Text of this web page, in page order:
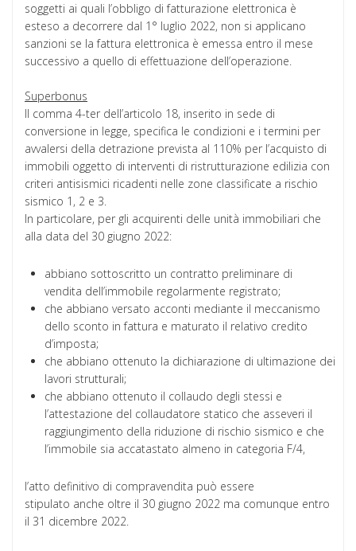
soggetti ai quali l’obbligo di fatturazione elettronica è
esteso a decorrere dal 1° luglio 2022, non si applicano
sanzioni se la fattura elettronica è emessa entro il mese
successivo a quello di effettuazione dell’operazione.
Superbonus
Il comma 4-ter dell’articolo 18, inserito in sede di
conversione in legge, specifica le condizioni e i termini per
avvalersi della detrazione prevista al 110% per l’acquisto di
immobili oggetto di interventi di ristrutturazione edilizia con
criteri antisismici ricadenti nelle zone classificate a rischio
sismico 1, 2 e 3.
In particolare, per gli acquirenti delle unità immobiliari che
alla data del 30 giugno 2022:
abbiano sottoscritto un contratto preliminare di
vendita dell’immobile regolarmente registrato;
che abbiano versato acconti mediante il meccanismo
dello sconto in fattura e maturato il relativo credito
d’imposta;
che abbiano ottenuto la dichiarazione di ultimazione dei
lavori strutturali;
che abbiano ottenuto il collaudo degli stessi e
l’attestazione del collaudatore statico che asseveri il
raggiungimento della riduzione di rischio sismico e che
l’immobile sia accatastato almeno in categoria F/4,
l’atto definitivo di compravendita può essere
stipulato anche oltre il 30 giugno 2022 ma comunque entro
il 31 dicembre 2022.